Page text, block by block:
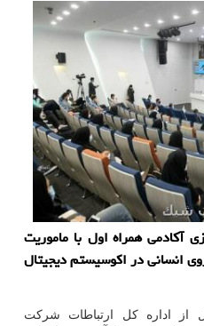
آکادمی همراه اول با ماموریت
انسانی در اکوسیستم دیجیتال
اداره کل ارتباطات شرکت